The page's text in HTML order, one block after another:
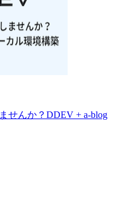
せんか？DDEV + a-blog